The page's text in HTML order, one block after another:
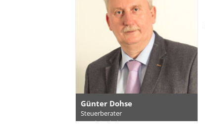
Günter Dohse
Steuerberater
Kanzlei-Inhaber